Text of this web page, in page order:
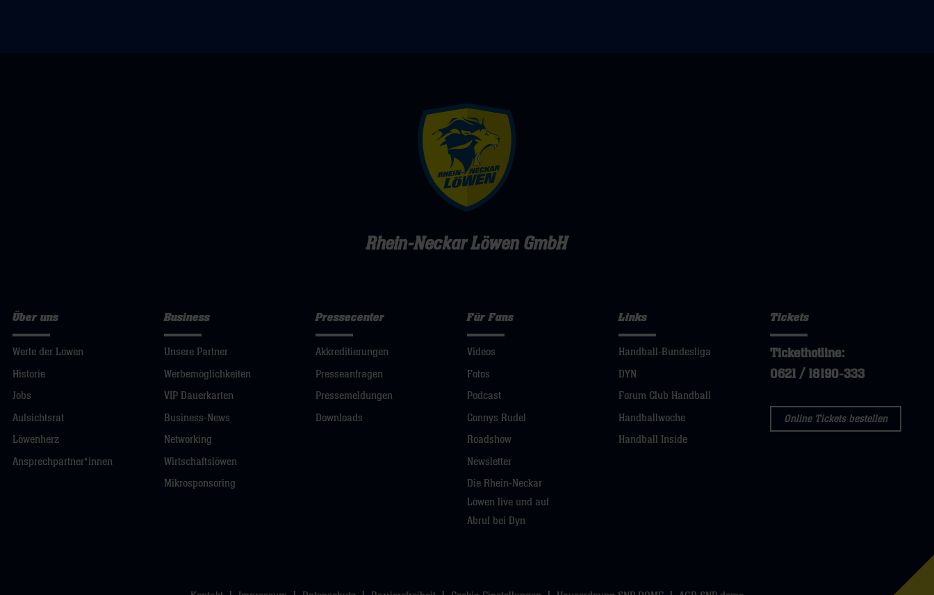
Rhein-Neckar Löwen GmbH
Über uns
Werte der Löwen
Historie
Jobs
Aufsichtsrat
Löwenherz
Ansprechpartner*innen
Business
Unsere Partner
Werbemöglichkeiten
VIP Dauerkarten
Business-News
Networking
Wirtschaftslöwen
Mikrosponsoring
Pressecenter
Akkreditierungen
Presseanfragen
Pressemeldungen
Downloads
Für Fans
Videos
Fotos
Podcast
Connys Rudel
Roadshow
Newsletter
Die Rhein-Neckar
Löwen live und auf
Abruf bei Dyn
Links
Handball-Bundesliga
DYN
Forum Club Handball
Handballwoche
Handball Inside
Tickets
Tickethotline:
0621 / 18190-333
Online Tickets bestellen